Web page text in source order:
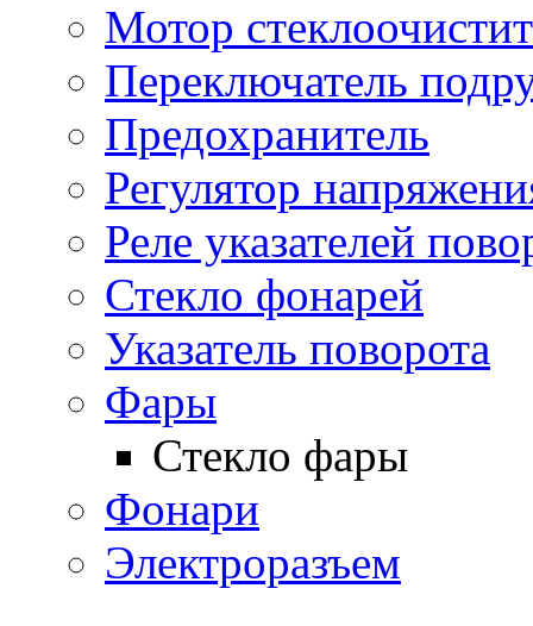
Мотор
Переключатель
Предохранитель
Регулятор
Реле указателей
Стекло фонарей
Указатель поворота
Фары
Стекло фары
Фонари
Электроразъем